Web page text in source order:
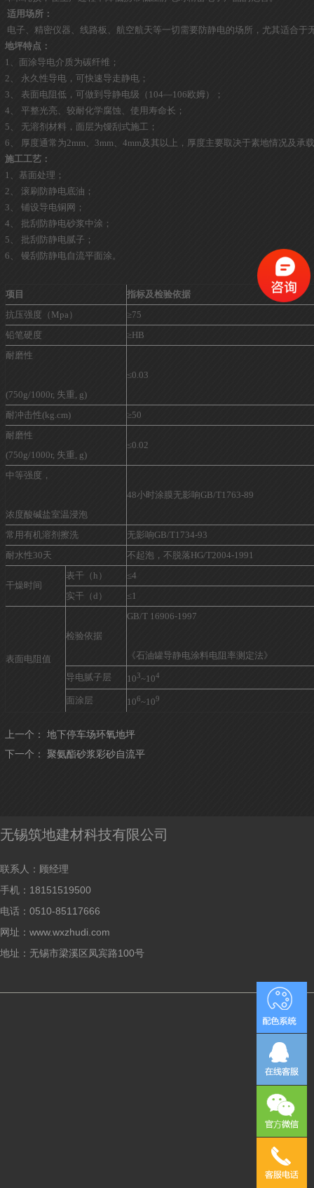
适用场所：
电子、精密仪器、线路板、航空航天等一切需要防静电的场所，尤其适合
地坪特点：
1、面涂导电介质为碳纤维；
2、 永久性导电，可快速导走静电；
3、 表面电阻低，可做到导静电级（104—106欧姆）；
4、 平整光亮、较耐化学腐蚀、使用寿命长；
5、 无溶剂材料，面层为馒刮式施工；
6、 厚度通常为2mm、3mm、4mm及其以上，厚度主要取决于素地情况及
施工工艺：
1、基面处理；
2、 滚刷防静电底油；
3、 铺设导电铜网；
4、 批刮防静电砂浆中涂；
5、 批刮防静电腻子；
6、 镘刮防静电自流平面涂。
项目 指标及检验依据
抗压强度（Mpa） ≥75
铅笔硬度 ≥HB
耐磨性
(750g/1000r, 失重, g)
≤0.03
耐冲击性(kg.cm) ≥50
耐磨性
(750g/1000r, 失重, g)
≤0.02
中等强度，
浓度酸碱盐室温浸泡
48小时涂膜无影响GB/T1763-89
常用有机溶剂擦洗 无影响GB/T1734-93
耐水性30天 不起泡，不脱落HG/T2004-1991
干燥时间
表干（h） ≤4
实干（d） ≤1
表面电阻值
检验依据
GB/T 16906-1997
《石油罐导静电涂料电阻率测定法》
导电腻子层 103~104
面涂层 106~109
上一个： 地下停车场环氧地坪
下一个： 聚氨酯砂浆彩砂自流平
无锡筑地建材科技有限公司
联系人：顾经理
手机：18151519500
电话：0510-85117666
网址：www.wxzhudi.com
地址：无锡市梁溪区凤宾路100号